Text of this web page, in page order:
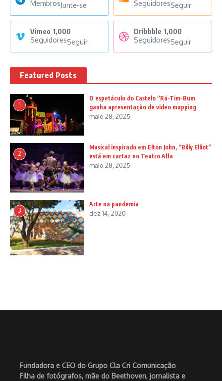
MembrosJunte-se
SeguidoresSeguir
Vimeo 1,000
SeguidoresSeguir
Dribbble 1,000
SeguidoresSeguir
Featured Posts
1
O espetáculo do Castelo “Rá-Tim-Bum
ganha apresentação de video mapping
maio 28, 2025
2
Musical inspirado em Elton John, “Billy Elliot”
está em cartaz no Teatro Alfa
maio 28, 2025
3
Arte na pandemia
dez 14, 2020
Fundadora e CEO do Grupo Cla Cri Comunicação
Filha de fotógrafos, mãe do Beethoven, jornalista e